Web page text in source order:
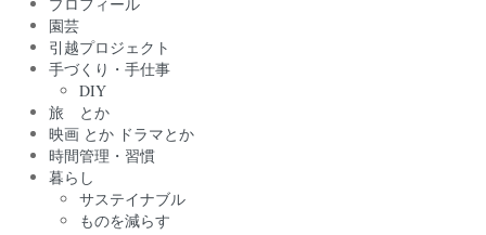
園芸
引越プロジェクト
手づくり・手仕事
DIY
旅 とか
映画 とか ドラマとか
時間管理・習慣
暮らし
サステイナブル
ものを減らす